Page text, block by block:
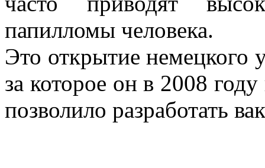
папилломы человека.
Это открытие немецкого
за которое он в 2008
позволило разработать